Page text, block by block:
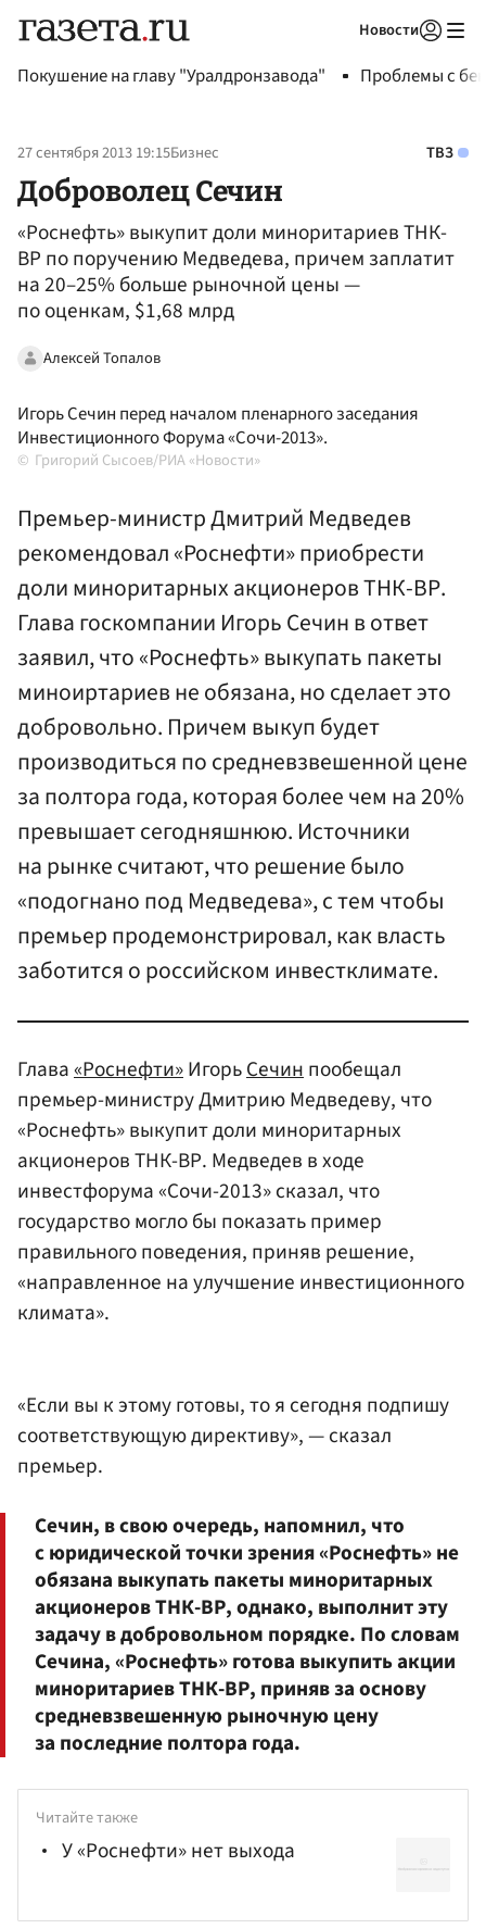
Новости
Покушение на главу "Уралдронзавода" Проблемы с
27 сентября 2013 19:15Бизнес ТВЗ
Доброволец Сечин
«Роснефть» выкупит доли миноритариев ТНК-
ВР по поручению Медведева, причем заплатит
на 20–25% больше рыночной цены —
по оценкам, $1,68 млрд
Алексей Топалов
Игорь Сечин перед началом пленарного заседания
Инвестиционного Форума «Сочи-2013».
Григорий Сысоев/РИА «Новости»
Премьер-министр Дмитрий Медведев
рекомендовал «Роснефти» приобрести
доли миноритарных акционеров ТНК-ВР.
Глава госкомпании Игорь Сечин в ответ
заявил, что «Роснефть» выкупать пакеты
миноиртариев не обязана, но сделает это
добровольно. Причем выкуп будет
производиться по средневзвешенной цене
за полтора года, которая более чем на 20%
превышает сегодняшнюю. Источники
на рынке считают, что решение было
«подогнано под Медведева», с тем чтобы
премьер продемонстрировал, как власть
заботится о российском инвестклимате.
Глава«Роснефти»ИгорьСечинпообещал
премьер-министру Дмитрию Медведеву, что
«Роснефть» выкупит доли миноритарных
акционеров ТНК-ВР. Медведев в ходе
инвестфорума «Сочи-2013» сказал, что
государство могло бы показать пример
правильного поведения, приняв решение,
«направленное на улучшение инвестиционного
климата».
«Если вы к этому готовы, то я сегодня подпишу
соответствующую директиву», — сказал
премьер.
Сечин, в свою очередь, напомнил, что
с юридической точки зрения «Роснефть» не
обязана выкупать пакеты миноритарных
акционеров ТНК-ВР, однако, выполнит эту
задачу в добровольном порядке. По словам
Сечина, «Роснефть» готова выкупить акции
миноритариев ТНК-ВР, приняв за основу
средневзвешенную рыночную цену
за последние полтора года.
Читайте также
У «Роснефти» нет выхода